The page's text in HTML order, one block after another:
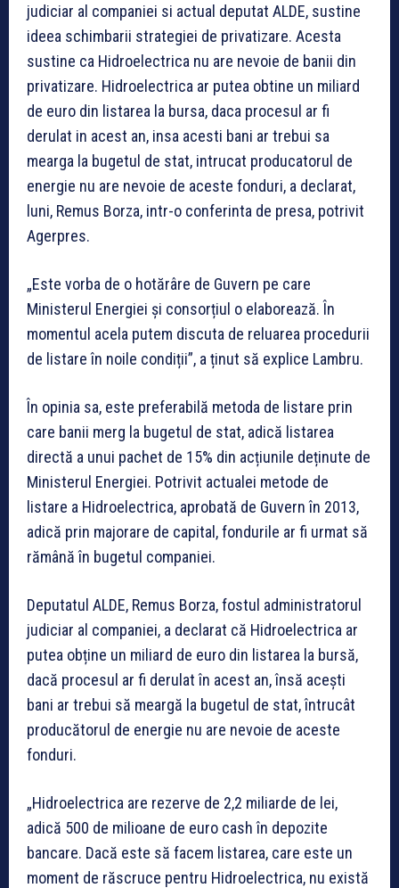
judiciar al companiei si actual deputat ALDE, sustine
ideea schimbarii strategiei de privatizare. Acesta
sustine ca Hidroelectrica nu are nevoie de banii din
privatizare. Hidroelectrica ar putea obtine un miliard
de euro din listarea la bursa, daca procesul ar fi
derulat in acest an, insa acesti bani ar trebui sa
mearga la bugetul de stat, intrucat producatorul de
energie nu are nevoie de aceste fonduri, a declarat,
luni, Remus Borza, intr-o conferinta de presa, potrivit
Agerpres.
„Este vorba de o hotărâre de Guvern pe care
Ministerul Energiei și consorțiul o elaborează. În
momentul acela putem discuta de reluarea procedurii
de listare în noile condiții”, a ținut să explice Lambru.
În opinia sa, este preferabilă metoda de listare prin
care banii merg la bugetul de stat, adică listarea
directă a unui pachet de 15% din acțiunile deținute de
Ministerul Energiei. Potrivit actualei metode de
listare a Hidroelectrica, aprobată de Guvern în 2013,
adică prin majorare de capital, fondurile ar fi urmat să
rămână în bugetul companiei.
Deputatul ALDE, Remus Borza, fostul administratorul
judiciar al companiei, a declarat că Hidroelectrica ar
putea obține un miliard de euro din listarea la bursă,
dacă procesul ar fi derulat în acest an, însă acești
bani ar trebui să meargă la bugetul de stat, întrucât
producătorul de energie nu are nevoie de aceste
fonduri.
„Hidroelectrica are rezerve de 2,2 miliarde de lei,
adică 500 de milioane de euro cash în depozite
bancare. Dacă este să facem listarea, care este un
moment de răscruce pentru Hidroelectrica, nu există